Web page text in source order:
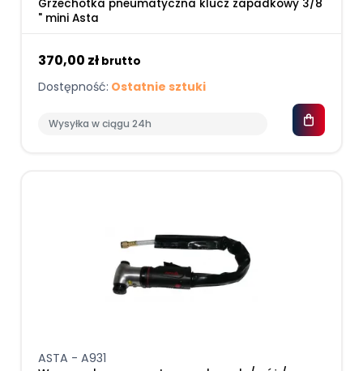
Grzechotka pneumatyczna klucz zapadkowy 3/8
" mini Asta
370,00 zł brutto
Dostępność: Ostatnie sztuki
Wysyłka w ciągu 24h
ASTA - A931